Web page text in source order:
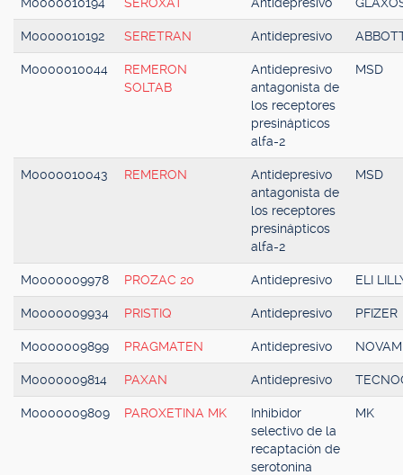
M0000010192 SERETRAN Antidepresivo
M0000010044
REMERON
SOLTAB
Antidepresivo
antagonista de
los receptores
presinápticos
alfa-2
MSD
M0000010043 REMERON
Antidepresivo
antagonista de
los receptores
presinápticos
alfa-2
MSD
M0000009978 PROZAC 20 Antidepresivo ELI
M0000009934 PRISTIQ Antidepresivo PFIZER
M0000009899 PRAGMATEN Antidepresivo
M0000009814 PAXAN Antidepresivo
M0000009809 PAROXETINA MK
Inhibidor
selectivo de la
recaptación de
serotonina
MK